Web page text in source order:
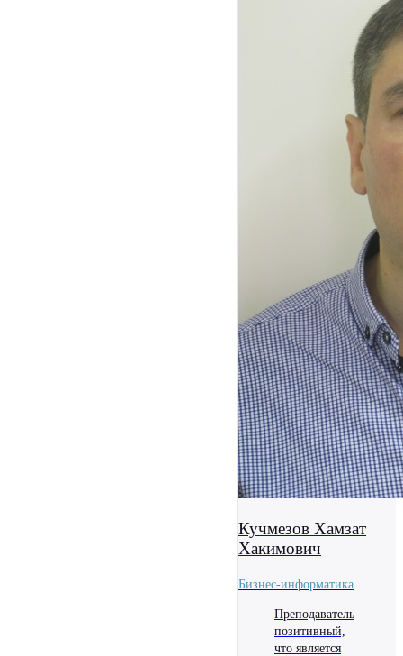
Кучмезов Хамзат
Хакимович
Бизнес-информатика
Преподаватель
позитивный,
что является